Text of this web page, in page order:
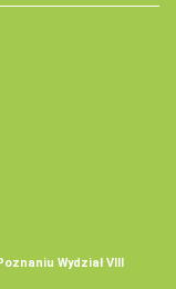
Wydział VIII